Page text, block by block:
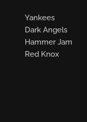
Yankees
Dark Angels
Hammer Jam
Red Knox